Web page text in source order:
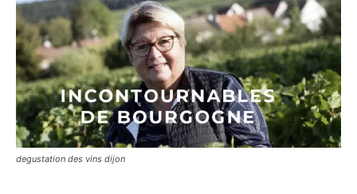
degustation des vins dijon